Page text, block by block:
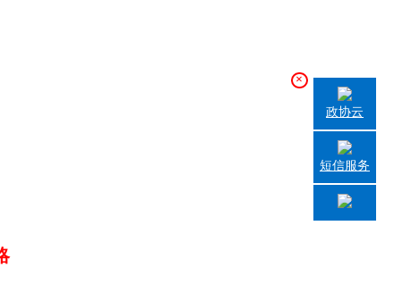
×
政协云
短信服务